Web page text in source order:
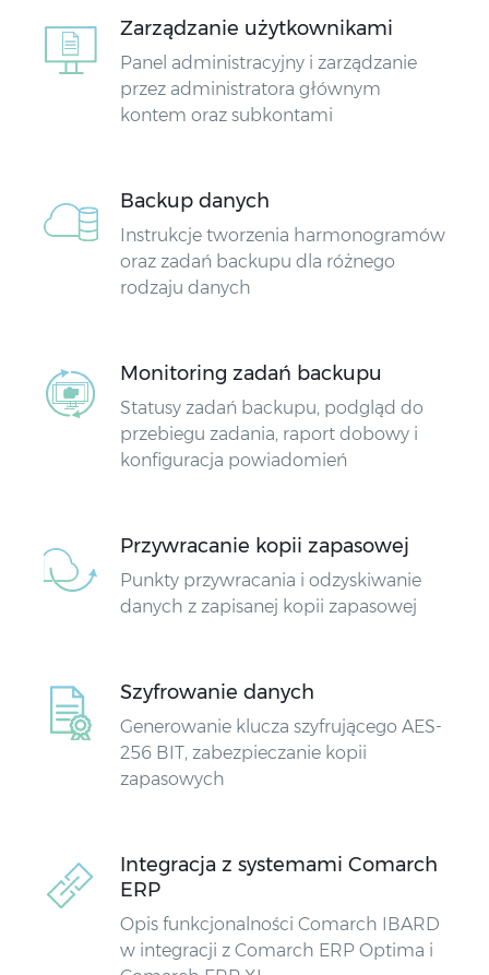
Zarządzanie użytkownikami
Panel administracyjny i zarządzanie
przez administratora głównym
kontem oraz subkontami
Backup danych
Instrukcje tworzenia harmonogramów
oraz zadań backupu dla różnego
rodzaju danych
Monitoring zadań backupu
Statusy zadań backupu, podgląd do
przebiegu zadania, raport dobowy i
konfiguracja powiadomień
Przywracanie kopii zapasowej
Punkty przywracania i odzyskiwanie
danych z zapisanej kopii zapasowej
Szyfrowanie danych
Generowanie klucza szyfrującego AES-
256 BIT, zabezpieczanie kopii
zapasowych
Integracja z systemami Comarch
ERP
Opis funkcjonalności Comarch IBARD
w integracji z Comarch ERP Optima i